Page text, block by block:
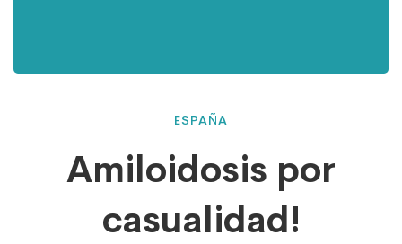
Amiloidosis
por
ESPAÑA
Amiloidosis por
casualidad!